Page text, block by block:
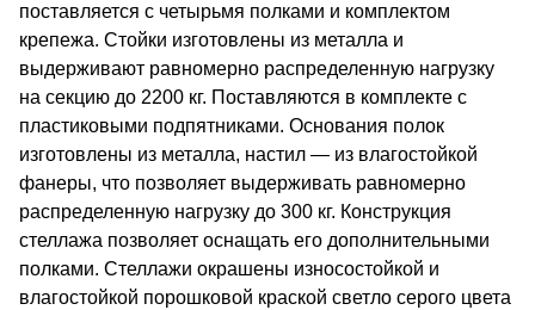
поставляется с четырьмя полками и комплектом
крепежа. Стойки изготовлены из металла и
выдерживают равномерно распределенную нагрузку
на секцию до 2200 кг. Поставляются в комплекте с
пластиковыми подпятниками. Основания полок
изготовлены из металла, настил — из влагостойкой
фанеры, что позволяет выдерживать равномерно
распределенную нагрузку до 300 кг. Конструкция
стеллажа позволяет оснащать его дополнительными
полками. Стеллажи окрашены износостойкой и
влагостойкой порошковой краской светло серого цвета